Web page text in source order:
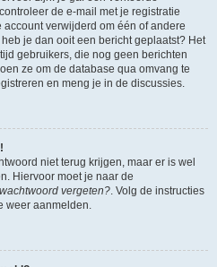
de e-mail met je registratie
verwijderd om één of andere
je dan ooit een bericht geplaatst? Het
gebruikers, die nog geen berichten
ze om de database qua omvang te
en meng je in de discussies.
niet terug krijgen, maar er is wel
Hiervoor moet je naar de
wachtwoord vergeten? . Volg de instructies
weer aanmelden.